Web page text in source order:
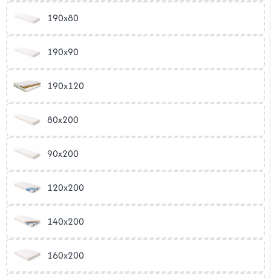
190x80
190x90
190x120
80x200
90x200
120x200
140x200
160x200